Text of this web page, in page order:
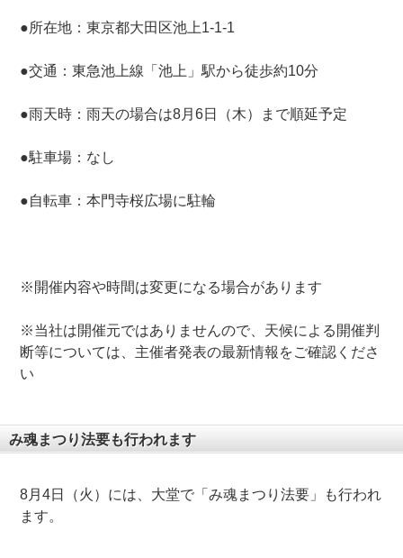
●所在地：東京都大田区池上1-1-1
●交通：東急池上線「池上」駅から徒歩約10分
●雨天時：雨天の場合は8月6日（木）まで順延予定
●駐車場：なし
●自転車：本門寺桜広場に駐輪
※開催内容や時間は変更になる場合があります
※当社は開催元ではありませんので、天候による開催判
断等については、主催者発表の最新情報をご確認くださ
い
み魂まつり法要も行われます
8月4日（火）には、大堂で「み魂まつり法要」も行われ
ます。